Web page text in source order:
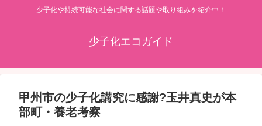
少子化や持続可能な社会に関する話題や取り組みを紹介中！
少子化エコガイド
甲州市の少子化講究に感謝?玉井真史が本
部町・養老考察